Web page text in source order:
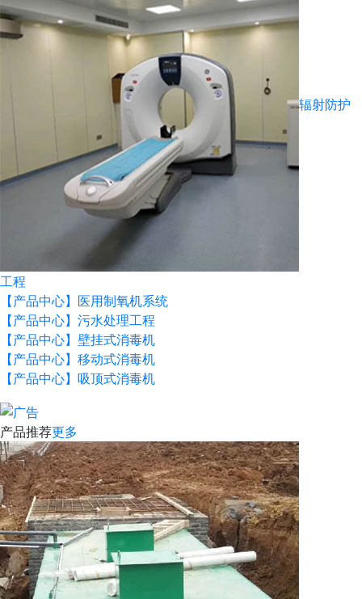
辐射防护
工程
【产品中心】医用制氧机系统
【产品中心】污水处理工程
【产品中心】壁挂式消毒机
【产品中心】移动式消毒机
【产品中心】吸顶式消毒机
产品推荐更多